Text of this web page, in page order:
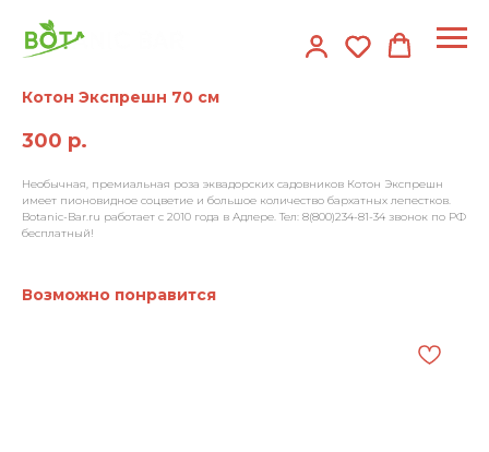
Котон Экспрешн 70 см
300 р.
Необычная, премиальная роза эквадорских садовников Котон Экспрешн
имеет пионовидное соцветие и большое количество бархатных лепестков.
Botanic-Bar.ru работает с 2010 года в Адлере. Тел: 8(800)234-81-34 звонок по РФ
бесплатный!
Возможно понравится